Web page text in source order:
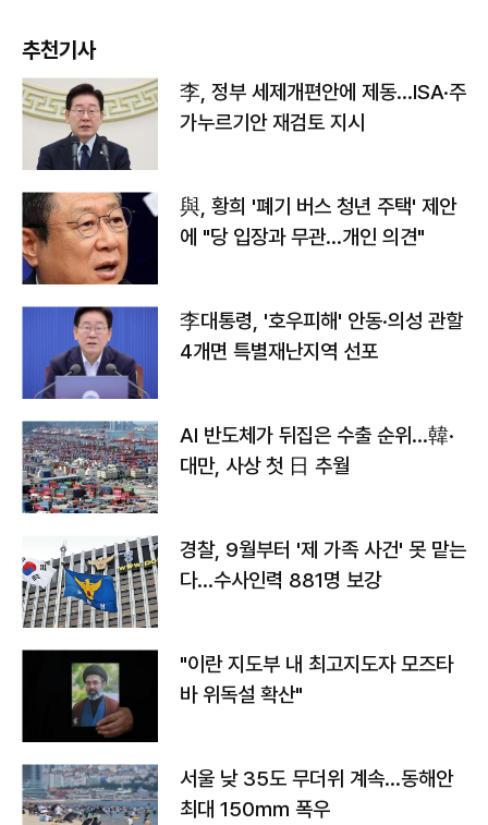
추천기사
李, 정부 세제개편안에 제동…ISA·주
가누르기안 재검토 지시
與, 황희 '폐기 버스 청년 주택' 제안
에 "당 입장과 무관…개인 의견"
李대통령, '호우피해' 안동·의성 관할
4개면 특별재난지역 선포
AI 반도체가 뒤집은 수출 순위…韓·
대만, 사상 첫 日 추월
경찰, 9월부터 '제 가족 사건' 못 맡는
다…수사인력 881명 보강
"이란 지도부 내 최고지도자 모즈타
바 위독설 확산"
서울 낮 35도 무더위 계속…동해안
최대 150㎜ 폭우